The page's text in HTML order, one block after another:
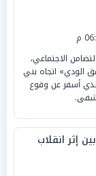
الاجتماعي،
الودي» اتجاه بني
أسفر عن وقوع
تنقل 9 مصابين إثر انقلاب